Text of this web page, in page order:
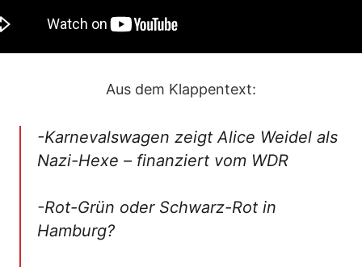
Aus dem Klappentext:
-Karnevalswagen zeigt Alice Weidel als
Nazi-Hexe – finanziert vom WDR
-Rot-Grün oder Schwarz-Rot in
Hamburg?